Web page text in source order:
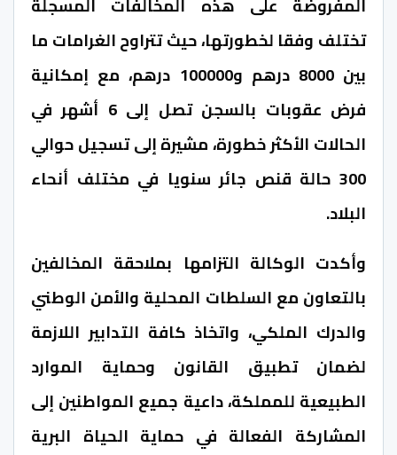
المفروضة على هذه المخالفات المسجلة
تختلف وفقا لخطورتها، حيث تتراوح الغرامات ما
بين 8000 درهم و100000 درهم، مع إمكانية
فرض عقوبات بالسجن تصل إلى 6 أشهر في
الحالات الأكثر خطورة، مشيرة إلى تسجيل حوالي
300 حالة قنص جائر سنويا في مختلف أنحاء
البلاد.
وأكدت الوكالة التزامها بملاحقة المخالفين
بالتعاون مع السلطات المحلية والأمن الوطني
والدرك الملكي، واتخاذ كافة التدابير اللازمة
لضمان تطبيق القانون وحماية الموارد
الطبيعية للمملكة، داعية جميع المواطنين إلى
المشاركة الفعالة في حماية الحياة البرية